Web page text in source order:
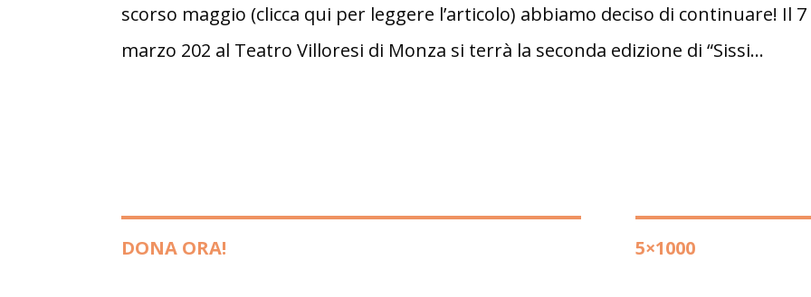
scorso maggio (clicca qui per leggere l’articolo) abbiamo deciso di continuare! Il 7
marzo 202 al Teatro Villoresi di Monza si terrà la seconda edizione di “Sissi...
DONA ORA! 5×1000